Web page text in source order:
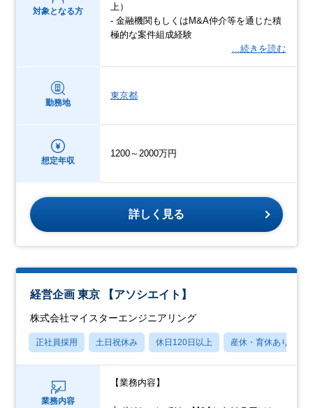
対象となる方
上）
- 金融機関もしくはM&A仲介等を通じた積
極的な案件組成経験
…続きを読む
勤務地
東京都
想定年収
1200～2000万円
詳しく見る
経営企画 東京 【アソシエイト】
株式会社マイスターエンジニアリング
正社員採用 土日祝休み 休日120日以上 産休・育休あり
業務内容
【業務内容】